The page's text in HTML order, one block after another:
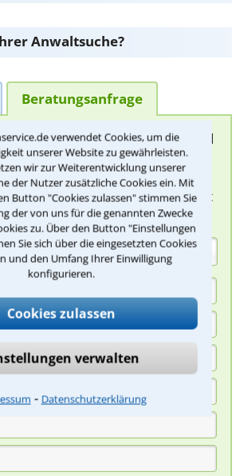
verwendet Cookies, um die
unserer Website zu gewährleisten.
wir zur Weiterentwicklung unserer
der Nutzer zusätzliche Cookies ein. Mit
Button "Cookies zulassen" stimmen Sie
der von uns für die genannten Zwecke
zu. Über den Button "Einstellungen
Sie sich über die eingesetzten Cookies
und den Umfang Ihrer Einwilligung
konfigurieren.
Cookies zulassen
verwalten
⁃ Datenschutzerklärung
Anwaltsuche?
Beratungsanfrage
Ihren Fall schildern. Anschließend
Rechtsanwälte bei
das weitere Vorgehen
Rückmeldung durch einen Anwalt